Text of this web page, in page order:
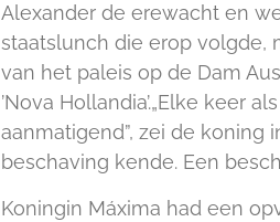
Alexander de erewacht en
staatslunch die erop volgde,
van het paleis op de Dam
’Nova Hollandia’.„Elke keer
aanmatigend”, zei de koning
beschaving kende. Een
Koningin Máxima had een